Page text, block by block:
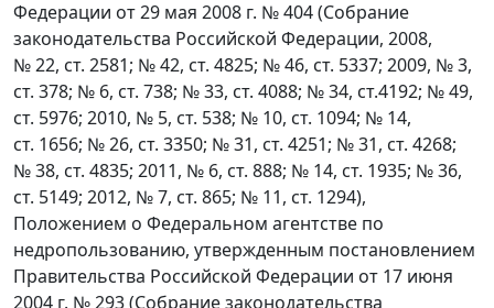
Федерации от 29 мая 2008 г. № 404 (Собрание
законодательства Российской Федерации, 2008,
№ 22, ст. 2581; № 42, ст. 4825; № 46, ст. 5337; 2009, № 3,
ст. 378; № 6, ст. 738; № 33, ст. 4088; № 34, ст.4192; № 49,
ст. 5976; 2010, № 5, ст. 538; № 10, ст. 1094; № 14,
ст. 1656; № 26, ст. 3350; № 31, ст. 4251; № 31, ст. 4268;
№ 38, ст. 4835; 2011, № 6, ст. 888; № 14, ст. 1935; № 36,
ст. 5149; 2012, № 7, ст. 865; № 11, ст. 1294),
Положением о Федеральном агентстве по
недропользованию, утвержденным постановлением
Правительства Российской Федерации от 17 июня
2004 г. № 293 (Собрание законодательства